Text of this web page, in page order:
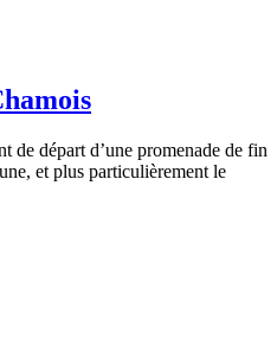
de départ d’une promenade de fin
et plus particulièrement le